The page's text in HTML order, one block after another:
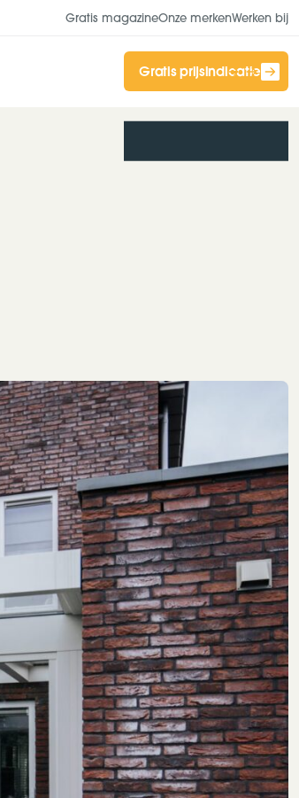
Gratis magazineOnze merkenWerken bij
Gratis prijsindicatie